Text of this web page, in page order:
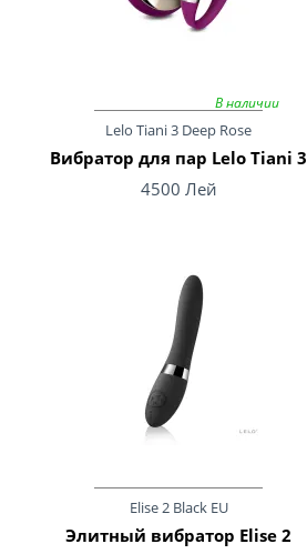
В наличии
Lelo Tiani 3 Deep Rose
Вибратор для пар Lelo Tiani 3
4500 Лей
Elise 2 Black EU
Элитный вибратор Elise 2